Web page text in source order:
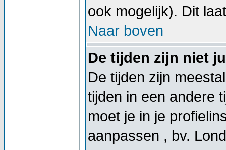
ook mogelijk). Dit
Naar boven
De tijden zijn niet
De tijden zijn
tijden in een andere
moet je in je
aanpassen , bv.